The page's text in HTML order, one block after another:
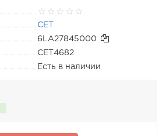
CET
6LA27845000
CET4682
Есть в наличии